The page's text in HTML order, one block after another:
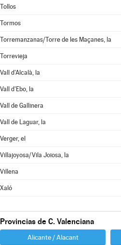
Tollos
Tormos
Torremanzanas/Torre de les Maçanes, la
Torrevieja
Vall d'Alcalà, la
Vall d'Ebo, la
Vall de Gallinera
Vall de Laguar, la
Verger, el
Villajoyosa/Vila Joiosa, la
Villena
Xaló
Provincias de C. Valenciana
Alicante / Alacant